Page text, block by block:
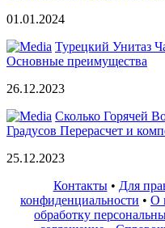
01.01.2024
Турецкий Унитаз
Основные преимущества
26.12.2023
Сколько Горячей
Градусов Перерасчет и
25.12.2023
Контакты• Для
конфиденциальности • О
обработку